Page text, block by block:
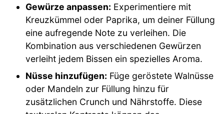
Gewürze anpassen: Experimentiere mit
Kreuzkümmel oder Paprika, um deiner Füllung
eine aufregende Note zu verleihen. Die
Kombination aus verschiedenen Gewürzen
verleiht jedem Bissen ein spezielles Aroma.
Nüsse hinzufügen: Füge geröstete Walnüsse
oder Mandeln zur Füllung hinzu für
zusätzlichen Crunch und Nährstoffe. Diese